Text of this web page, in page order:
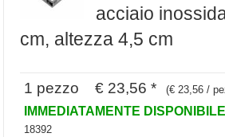
acciaio
cm, altezza 4,5 cm
1 pezzo € 23,56 * (€ 23,56 /
IMMEDIATAMENTE DISPONIBILE
18392